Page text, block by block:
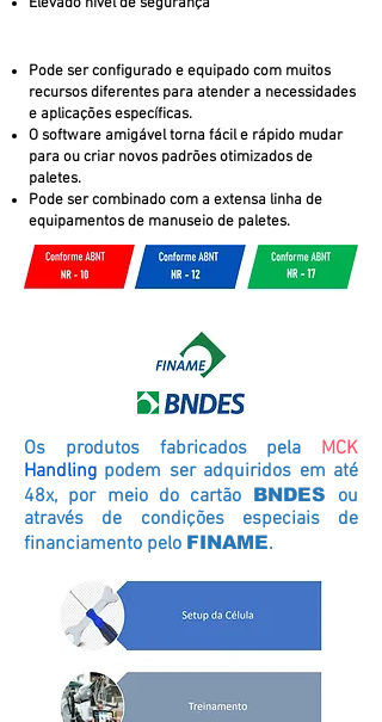
Pode ser configurado e equipado com muitos
recursos diferentes para atender a necessidades
e aplicações específicas.
O software amigável torna fácil e rápido mudar
para ou criar novos padrões otimizados de
paletes.
Pode ser combinado com a extensa linha de
equipamentos de manuseio de paletes.
Os produtos fabricados pela MCK
Handling podem ser adquiridos em até
48x, por meio do cartão
BNDES ou
através de condições especiais de
financiamento pelo FINAME.